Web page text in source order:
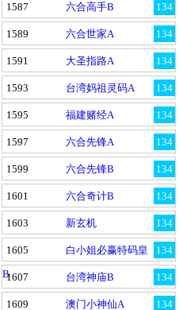
134
1587 六合高手B
134
1589 六合世家A
134
1591 大圣指路A
134
1593 台湾妈祖灵码A
134
1595 福建赌经A
134
1597 六合先锋A
134
1599 六合先锋B
134
1601 六合奇计B
134
1603 新玄机
134
1605
白小姐必赢特码皇
B
134
1607 台湾神庙B
134
1609 澳门小神仙A